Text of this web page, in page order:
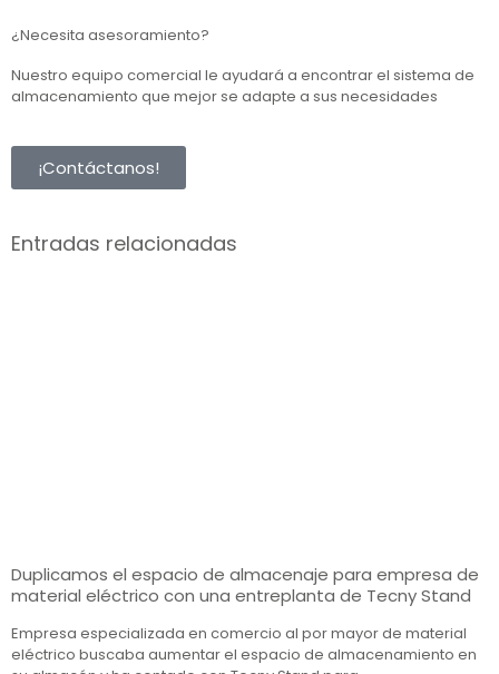
¿Necesita asesoramiento?
Nuestro equipo comercial le ayudará a encontrar el sistema de
almacenamiento que mejor se adapte a sus necesidades
¡Contáctanos!
Entradas relacionadas
Duplicamos el espacio de almacenaje para empresa de
material eléctrico con una entreplanta de Tecny Stand
Empresa especializada en comercio al por mayor de material
eléctrico buscaba aumentar el espacio de almacenamiento en